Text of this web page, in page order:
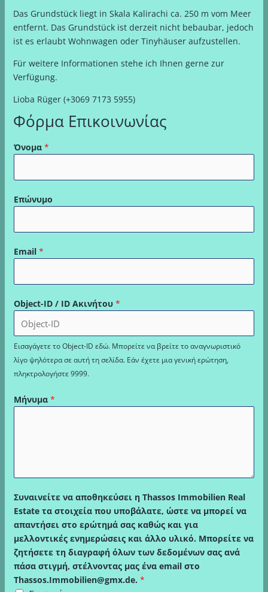
Das Grundstück liegt in Skala Kalirachi ca. 250 m vom Meer
entfernt. Das Grundstück ist derzeit nicht bebaubar, jedoch
ist es erlaubt Wohnwagen oder Tinyhäuser aufzustellen.
Für weitere Informationen stehe ich Ihnen gerne zur
Verfügung.
Lioba Rüger (+3069 7173 5955)
Φόρμα Επικοινωνίας
Όνομα*
Επώνυμο
Email*
Object-ID / ID Ακινήτου*
Εισαγάγετε το Object-ID εδώ. Μπορείτε να βρείτε το αναγνωριστικό
λίγο ψηλότερα σε αυτή τη σελίδα. Εάν έχετε μια γενική ερώτηση,
πληκτρολογήστε 9999.
Μήνυμα*
Συναινείτε να αποθηκεύσει η Thassos Immobilien Real
Estate τα στοιχεία που υποβάλατε, ώστε να μπορεί να
απαντήσει στο ερώτημά σας καθώς και για
μελλοντικές ενημερώσεις και άλλο υλικό. Μπορείτε να
ζητήσετε τη διαγραφή όλων των δεδομένων σας ανά
πάσα στιγμή, στέλνοντας μας ένα email στο
Thassos.Immobilien@gmx.de.*